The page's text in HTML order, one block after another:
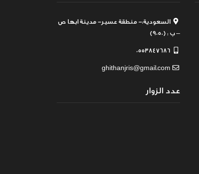
السعودية:- منطقة عسير- مدينة ابها ص
– ب : (9050)
0553847686
ghithanjris@gmail.com
عدد الزوار